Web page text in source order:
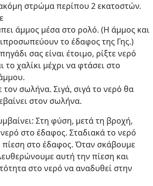
ακόμη στρώμα περίπου 2 εκατοστών.
άμμος μέσα στο ρολό. (Η άμμος και
το έδαφος της Γης.)
σας είναι έτοιμο, ρίξτε νερό
το χαλίκι μέχρι να φτάσει στο
σωλήνα. Σιγά, σιγά το νερό θα
στον σωλήνα.
Στη φύση, μετά τη βροχή,
στο έδαφος. Σταδιακά το νερό
πίεση στο έδαφος. Όταν σκάβουμε
αυτή την πίεση και
στο νερό να αναδυθεί στην